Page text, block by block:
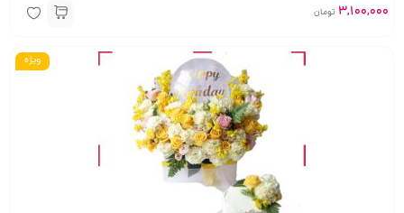
3,100,000 تومان
ویژه